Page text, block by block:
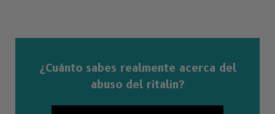
¿Cuánto sabes realmente acerca del
abuso del ritalin?